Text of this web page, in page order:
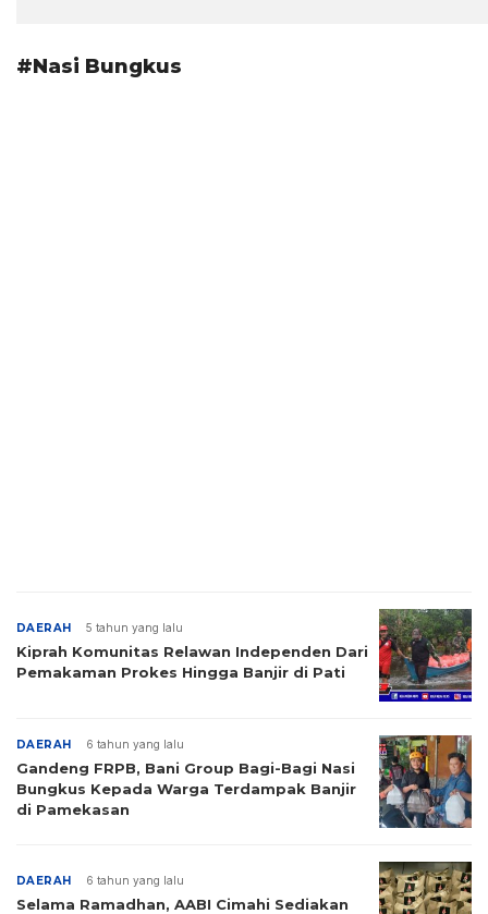
#Nasi Bungkus
DAERAH 5 tahun yang lalu
Kiprah Komunitas Relawan Independen Dari
Pemakaman Prokes Hingga Banjir di Pati
DAERAH 6 tahun yang lalu
Gandeng FRPB, Bani Group Bagi-Bagi Nasi
Bungkus Kepada Warga Terdampak Banjir
di Pamekasan
DAERAH 6 tahun yang lalu
Selama Ramadhan, AABI Cimahi Sediakan